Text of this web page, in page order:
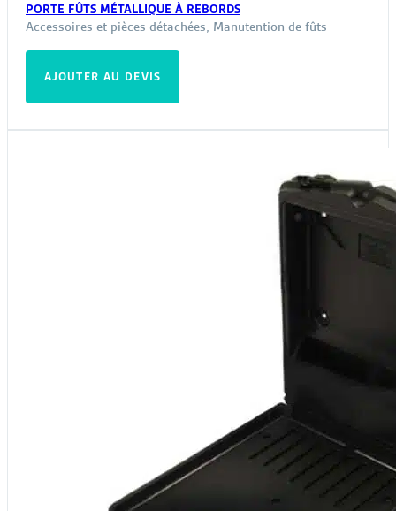
PORTE FÛTS MÉTALLIQUE À REBORDS
Accessoires et pièces détachées, Manutention de fûts
AJOUTER AU DEVIS